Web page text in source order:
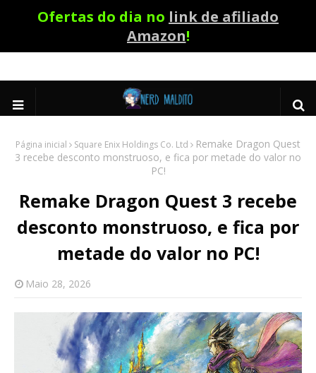
Ofertas do dia no link de afiliado
Amazon!
Página inicial Square Enix Holdings Co. Ltd
Remake Dragon Quest
3 recebe desconto monstruoso, e fica por metade do valor no
PC!
Remake Dragon Quest 3 recebe
desconto monstruoso, e fica por
metade do valor no PC!
Maio 28, 2026